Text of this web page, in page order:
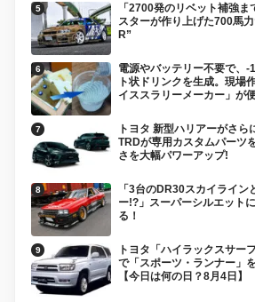
「2700発のリベット補強
スターが作り上げた700馬
R”
電源やバッテリー不要で、
ト状ドリンクを生成。現場
イススラリーメーカー」が
トヨタ 新型ハリアーがさ
TRDが専用カスタムパーツ
さを大幅パワーアップ!
「3台のDR30スカイライ
ー!?」スーパーシルエット
る！
トヨタ「ハイラックスサー
で「スポーツ・ランナー」
【今日は何の日？8月4日】